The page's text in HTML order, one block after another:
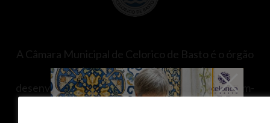
A Câmara Municipal de Celorico de Basto é o órgão
executivo responsável pela gestão e
desenvolvimento do concelho, promovendo o bem-